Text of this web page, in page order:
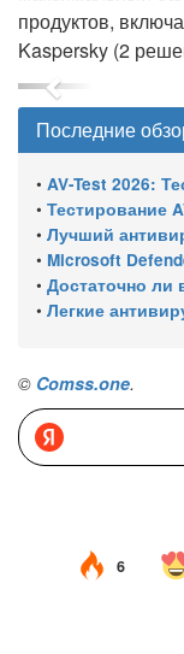
продуктов,
Kaspersky (2
Previous
Последние
• AV-Test 2026: Тестирование
• Тестирование AV-
• Лучший антивирус 2026:
• Microsoft Defender получил
• Достаточно ли
• Легкие антивирусы для
© Comss.one.